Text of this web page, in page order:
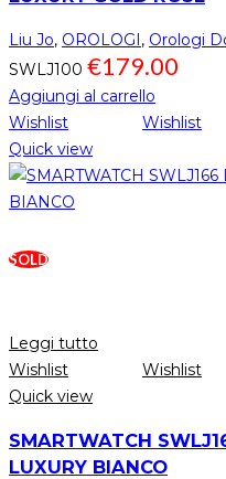
Liu Jo, OROLOGI , Orologi
SWLJ100 €179.00
Aggiungi al carrello
Wishlist
Wishlist
Quick view
SOLD
Leggi tutto
Wishlist
Wishlist
Quick view
SMARTWATCH
LUXURY BIANCO